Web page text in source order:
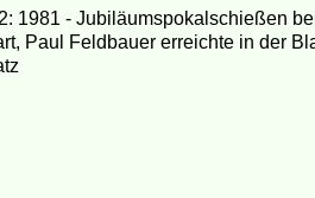
1981 - Jubiläumspokalschießen
Paul Feldbauer erreichte in der